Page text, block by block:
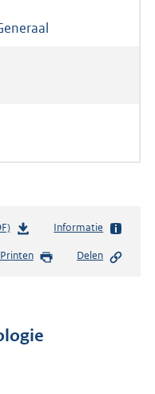
b
s
s
Informatie
Printen Delen